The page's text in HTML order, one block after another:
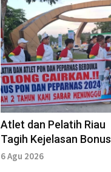
Atlet dan Pelatih Riau
Tagih Kejelasan Bonus
PON dan Peparnas
6 Agu 2026